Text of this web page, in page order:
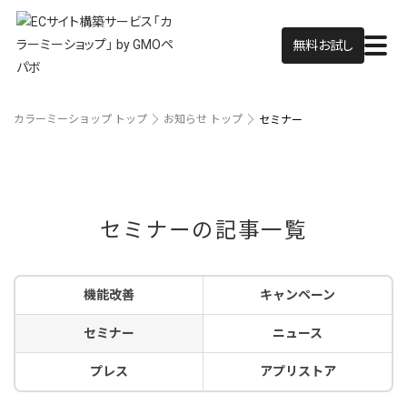
無料お試し
カラーミーショップ トップ お知らせ トップ セミナー
セミナーの記事一覧
機能改善 キャンペーン
セミナー ニュース
プレス アプリストア